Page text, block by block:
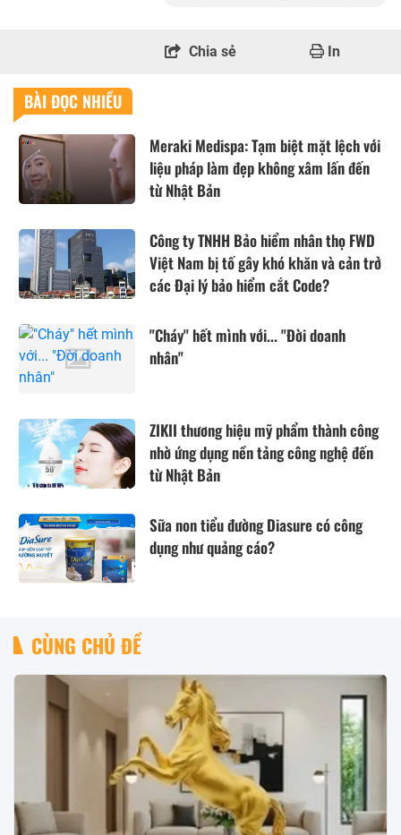
Chia sẻ In
BÀI ĐỌC NHIỀU
Meraki Medispa: Tạm biệt mặt lệch với
liệu pháp làm đẹp không xâm lấn đến
từ Nhật Bản
Công ty TNHH Bảo hiểm nhân thọ FWD
Việt Nam bị tố gây khó khăn và cản trở
các Đại lý bảo hiểm cắt Code?
"Cháy" hết mình với... "Đời doanh
nhân"
ZIKII thương hiệu mỹ phẩm thành công
nhờ ứng dụng nền tảng công nghệ đến
từ Nhật Bản
Sữa non tiểu đường Diasure có công
dụng như quảng cáo?
CÙNG CHỦ ĐỀ